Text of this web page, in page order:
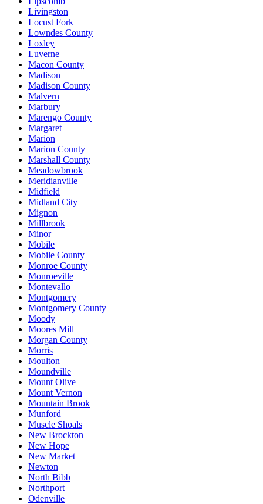
Livingston
Locust Fork
Lowndes County
Loxley
Luverne
Macon County
Madison
Madison County
Malvern
Marbury
Marengo County
Margaret
Marion
Marion County
Marshall County
Meadowbrook
Meridianville
Midfield
Midland City
Mignon
Millbrook
Minor
Mobile
Mobile County
Monroe County
Monroeville
Montevallo
Montgomery
Montgomery County
Moody
Moores Mill
Morgan County
Morris
Moulton
Moundville
Mount Olive
Mount Vernon
Mountain Brook
Munford
Muscle Shoals
New Brockton
New Hope
New Market
Newton
North Bibb
Northport
Odenville